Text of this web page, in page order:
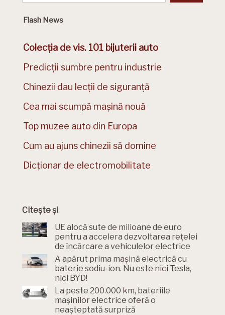
Flash News
Colecția de vis. 101 bijuterii auto
Predicții sumbre pentru industrie
Chinezii dau lecții de siguranță
Cea mai scumpă mașină nouă
Top muzee auto din Europa
Cum au ajuns chinezii să domine
Dicționar de electromobilitate
Citește și
UE alocă sute de milioane de euro
pentru a accelera dezvoltarea rețelei
de încărcare a vehiculelor electrice
A apărut prima mașină electrică cu
baterie sodiu-ion. Nu este nici Tesla,
nici BYD!
La peste 200.000 km, bateriile
mașinilor electrice oferă o
neașteptată surpriză